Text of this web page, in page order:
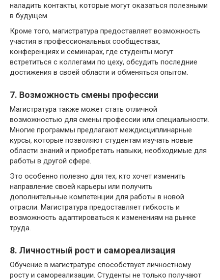
наладить контакты, которые могут оказаться полезными
в будущем.
Кроме того, магистратура предоставляет возможность
участия в профессиональных сообществах,
конференциях и семинарах, где студенты могут
встретиться с коллегами по цеху, обсудить последние
достижения в своей области и обменяться опытом.
7. Возможность смены профессии
Магистратура также может стать отличной
возможностью для смены профессии или специальности.
Многие программы предлагают междисциплинарные
курсы, которые позволяют студентам изучать новые
области знаний и приобретать навыки, необходимые для
работы в другой сфере.
Это особенно полезно для тех, кто хочет изменить
направление своей карьеры или получить
дополнительные компетенции для работы в новой
отрасли. Магистратура предоставляет гибкость и
возможность адаптироваться к изменениям на рынке
труда.
8. Личностный рост и самореализация
Обучение в магистратуре способствует личностному
росту и самореализации. Студенты не только получают